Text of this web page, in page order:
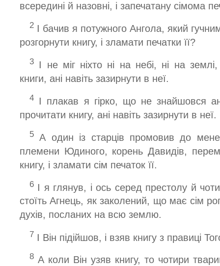
всередині й назовні, і запечатану сімома
2 І бачив я потужного Ангола, який
розгорнути книгу, і зламати печатки її?
3 І не міг ніхто ні на небі, ні на
книги, ані навіть зазирнути в неї.
4 І плакав я гірко, що не знайшовся
прочитати книгу, ані навіть зазирнути в неї.
5 А один із старців промовив до
племени Юдиного, корень Давидів,
книгу, і зламати сім печаток її.
6 І я глянув, і ось серед престолу й
стоїть Агнець, як заколений, що має сім
духів, посланих на всю землю.
7 І Він підійшов, і взяв книгу з правиці
8 А коли Він узяв книгу, то чотири